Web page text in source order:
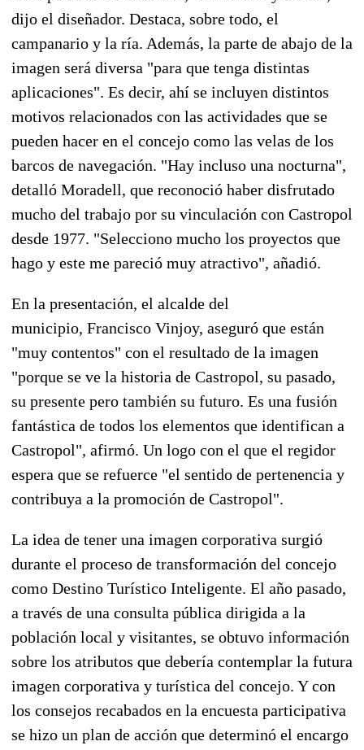
dijo el diseñador. Destaca, sobre todo, el
campanario y la ría. Además, la parte de abajo de la
imagen será diversa "para que tenga distintas
aplicaciones". Es decir, ahí se incluyen distintos
motivos relacionados con las actividades que se
pueden hacer en el concejo como las velas de los
barcos de navegación. "Hay incluso una nocturna",
detalló Moradell, que reconoció haber disfrutado
mucho del trabajo por su vinculación con Castropol
desde 1977. "Selecciono mucho los proyectos que
hago y este me pareció muy atractivo", añadió.
En la presentación, el alcalde del
municipio, Francisco Vinjoy, aseguró que están
"muy contentos" con el resultado de la imagen
"porque se ve la historia de Castropol, su pasado,
su presente pero también su futuro. Es una fusión
fantástica de todos los elementos que identifican a
Castropol", afirmó. Un logo con el que el regidor
espera que se refuerce "el sentido de pertenencia y
contribuya a la promoción de Castropol".
La idea de tener una imagen corporativa surgió
durante el proceso de transformación del concejo
como Destino Turístico Inteligente. El año pasado,
a través de una consulta pública dirigida a la
población local y visitantes, se obtuvo información
sobre los atributos que debería contemplar la futura
imagen corporativa y turística del concejo. Y con
los consejos recabados en la encuesta participativa
se hizo un plan de acción que determinó el encargo